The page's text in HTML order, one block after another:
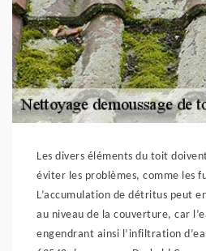
Les divers éléments du toit
éviter les problèmes, comme les
L’accumulation de détritus peut
au niveau de la couverture, car
engendrant ainsi l’infiltration